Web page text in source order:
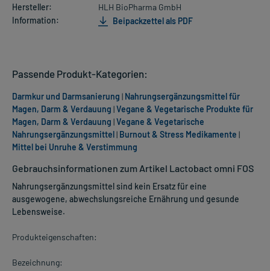
Hersteller:
HLH BioPharma GmbH
Information:
Beipackzettel als PDF
Gebrauchsinformationen zum Artikel Lactobact omni FOS
Nahrungsergänzungsmittel sind kein Ersatz für eine
ausgewogene, abwechslungsreiche Ernährung und gesunde
Lebensweise.
Produkteigenschaften:
Bezeichnung:
Passende Produkt-Kategorien:
Darmkur und Darmsanierung | Nahrungsergänzungsmittel für
Magen, Darm & Verdauung |Vegane & Vegetarische Produkte für
Magen, Darm & Verdauung |Vegane & Vegetarische
Nahrungsergänzungsmittel| Burnout & Stress Medikamente |
Mittel bei Unruhe & Verstimmung